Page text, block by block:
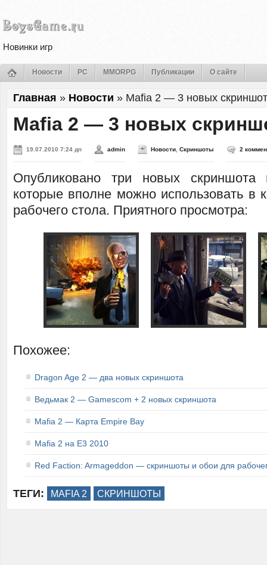
Новинки игр
Новости PC MMORPG Публикации О сайте
Главная » Новости » Mafia 2 — 3 новых
Mafia 2 — 3 новых
19.07.2010 7:24 дп admin Новости Скриншоты 2
Опубликовано три новых
которые вполне можно использовать в
рабочего стола. Приятного просмотра:
Похожее:
Dragon Age 2 — два новых скриншота
Ведьмак 2 — Gamescom + 2 новых скриншота
Mafia 2 — Карта Empire Bay
Mafia 2 на E3 2010
Red Faction: Armageddon — скриншоты и обои для
ТЕГИ: MAFIA 2 СКРИНШОТЫ